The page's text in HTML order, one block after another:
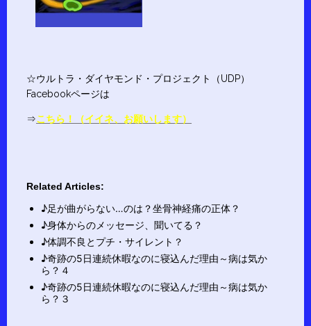
☆ウルトラ・ダイヤモンド・プロジェクト（UDP）
Facebookページは
⇒こちら！（イイネ、お願いします）
Related Articles:
♪足が曲がらない…のは？坐骨神経痛の正体？
♪身体からのメッセージ、聞いてる？
♪体調不良とプチ・サイレント？
♪奇跡の5日連続休暇なのに寝込んだ理由～病は気か
ら？４
♪奇跡の5日連続休暇なのに寝込んだ理由～病は気か
ら？３